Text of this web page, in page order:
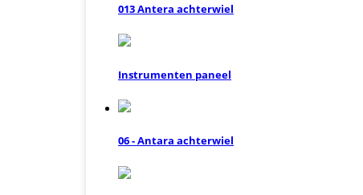
013 Antera achterwiel
Instrumenten paneel
06 - Antara achterwiel